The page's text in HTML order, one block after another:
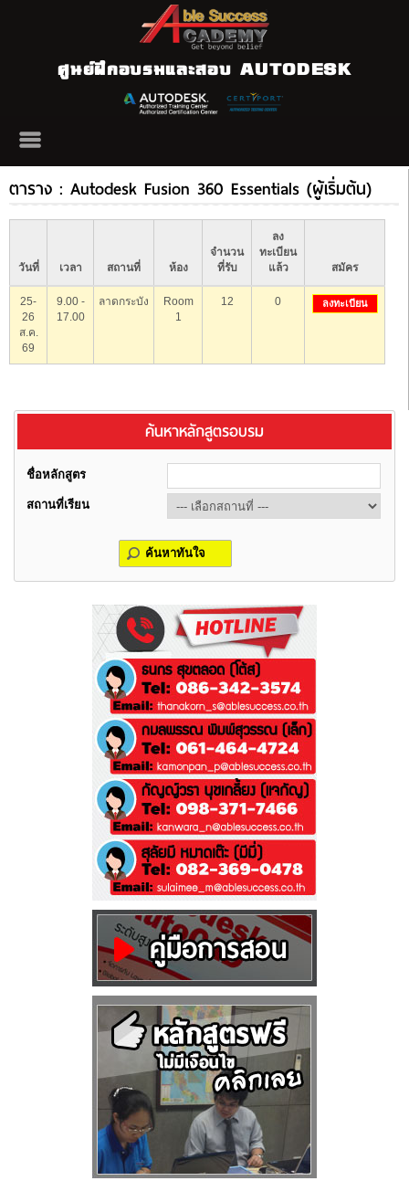
ศูนย์ฝึกอบรมและสอบ AUTODESK
ตาราง : Autodesk Fusion 360 Essentials (ผู้เริ่มต้น)
วันที่ เวลา สถานที่ ห้อง
จำนวน
ที่รับ
ลง
ทะเบียน
แล้ว
สมัคร
25-
26
ส.ค.
69
9.00 -
17.00
ลาดกระบัง
Room
1
12 0 ลงทะเบียน
ค้นหาหลักสูตรอบรม
ชื่อหลักสูตร
สถานที่เรียน
ค้นหาทันใจ